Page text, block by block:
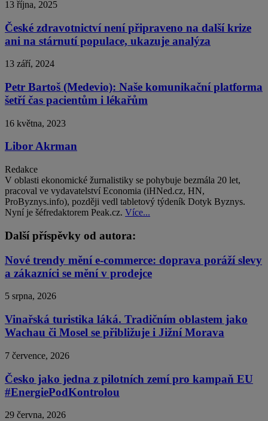
13 října, 2025
České zdravotnictví není připraveno na další krize
ani na stárnutí populace, ukazuje analýza
13 září, 2024
Petr Bartoš (Medevio): Naše komunikační platforma
šetří čas pacientům i lékařům
16 května, 2023
Libor Akrman
Redakce
V oblasti ekonomické žurnalistiky se pohybuje bezmála 20 let,
pracoval ve vydavatelství Economia (iHNed.cz, HN,
ProByznys.info), později vedl tabletový týdeník Dotyk Byznys.
Nyní je šéfredaktorem Peak.cz. Více...
Další příspěvky od autora:
Nové trendy mění e-commerce: doprava poráží slevy
a zákazníci se mění v prodejce
5 srpna, 2026
Vinařská turistika láká. Tradičním oblastem jako
Wachau či Mosel se přibližuje i Jižní Morava
7 července, 2026
Česko jako jedna z pilotních zemí pro kampaň EU
#EnergiePodKontrolou
29 června, 2026